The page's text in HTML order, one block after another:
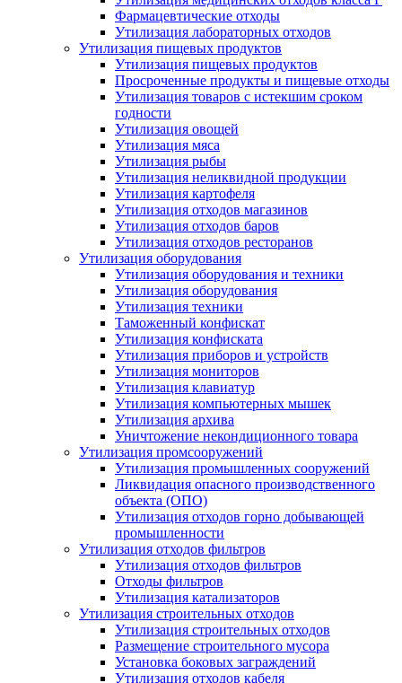
Фармацевтические отходы
Утилизация лабораторных отходов
Утилизация пищевых продуктов
Утилизация пищевых продуктов
Просроченные продукты и пищевые отходы
Утилизация товаров с истекшим сроком
годности
Утилизация овощей
Утилизация мяса
Утилизация рыбы
Утилизация неликвидной продукции
Утилизация картофеля
Утилизация отходов магазинов
Утилизация отходов баров
Утилизация отходов ресторанов
Утилизация оборудования
Утилизация оборудования и техники
Утилизация оборудования
Утилизация техники
Таможенный конфискат
Утилизация конфиската
Утилизация приборов и устройств
Утилизация мониторов
Утилизация клавиатур
Утилизация компьютерных мышек
Утилизация архива
Уничтожение некондиционного товара
Утилизация промсооружений
Утилизация промышленных сооружений
Ликвидация опасного производственного
объекта (ОПО)
Утилизация отходов горно добывающей
промышленности
Утилизация отходов фильтров
Утилизация отходов фильтров
Отходы фильтров
Утилизация катализаторов
Утилизация строительных отходов
Утилизация строительных отходов
Размещение строительного мусора
Установка боковых заграждений
Утилизация отходов кабеля